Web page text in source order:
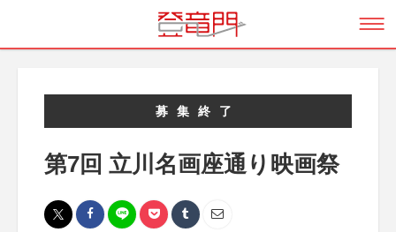
募集終了
第7回 立川名画座通り映画祭